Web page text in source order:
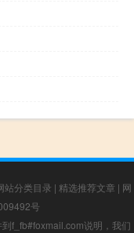
站分类目录 | 精选推荐文章 | 网
号
f_fb#foxmail.com说明，我们